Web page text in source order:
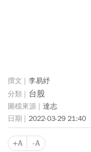
李易紓
台股
達志
2022-03-29 21:40
+A -A